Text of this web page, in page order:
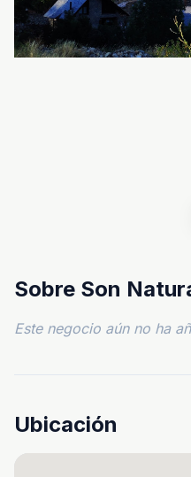
Sobre Son
Este negocio aún no ha
Ubicación